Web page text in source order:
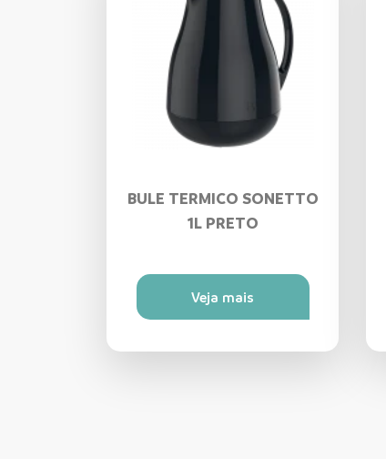
BULE TERMICO SONETTO
1L PRETO
Veja mais